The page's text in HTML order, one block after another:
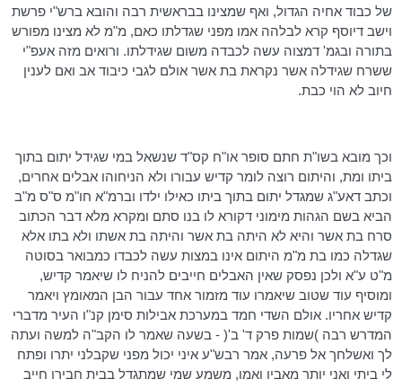
של כבוד אחיה הגדול, ואף שמצינו בבראשית רבה והובא ברש"י פרשת
וישבדיוסף קרא לבלהה אמו מפני שגדלתו כאם, מ"מ לא מצינו מפורש
בתורה ובגמ'דמצוה עשה לכבדה משום שגידלתו. ורואים מזה אעפ"י
ששרח שגידלה אשר נקראת בת אשר אולם לגבי כיבוד אב ואם לענין
חיוב לא הוי כבת.
וכך מובא בשו"ת חתם סופראו"ח קס"ד שנשאל במי שגידל יתום בתוך
ביתו ומת, והיתום רוצה לומר קדיש עבורו ולא הניחוהו אבלים אחרים,
וכתבדאע"ג שמגדל יתום בתוך ביתו כאילו ילדו וברמ"א חו"מ ס"ס מ"ב
הביא בשם הגהות מימונידקורא לו בנו סתם ומקרא מלא דבר הכתוב
סרח בת אשר והיא לא היתה בת אשר והיתה בת אשתו ולא בתו אלא
שגדלה כמו בת מ"מ היתום אינו במצות עשה לכבדו כמבואר בסוטה
מ"ט ע"א ולכן נפסק שאין האבלים חייבים להניח לו שיאמר קדיש,
ומוסיף עוד שטוב שיאמרו עוד מזמור אחד עבור הבן המאומץ ויאמר
קדיש אחריו. אולם השדי חמד במערכתאבילות סימן קנ"ו העיר מדברי
המדרש רבה )שמות פרק ד' ב'( - בשעה שאמר לו הקב"ה למשה ועתה
לך ואשלחך אל פרעה, אמר רבש"ע איני יכול מפני שקבלני יתרו ופתח
לי ביתי ואני יותר מאביו ואמו, משמע שמי שמתגדל בבית חבירו חייב